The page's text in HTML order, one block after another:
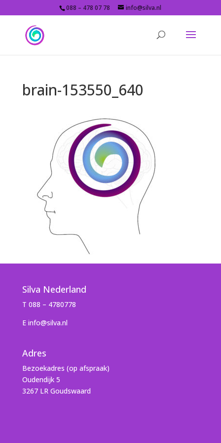
088 – 478 07 78 info@silva.nl
brain-153550_640
Silva Nederland
T 088 – 4780778
E info@silva.nl
Adres
Bezoekadres (op afspraak)
Oudendijk 5
3267 LR Goudswaard